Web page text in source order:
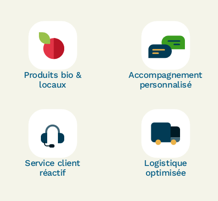
Produits bio &
locaux
Accompagnement
personnalisé
Service client
réactif
Logistique
optimisée